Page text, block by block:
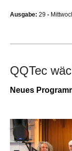
Ausgabe: 29 -
QQTec
Neues